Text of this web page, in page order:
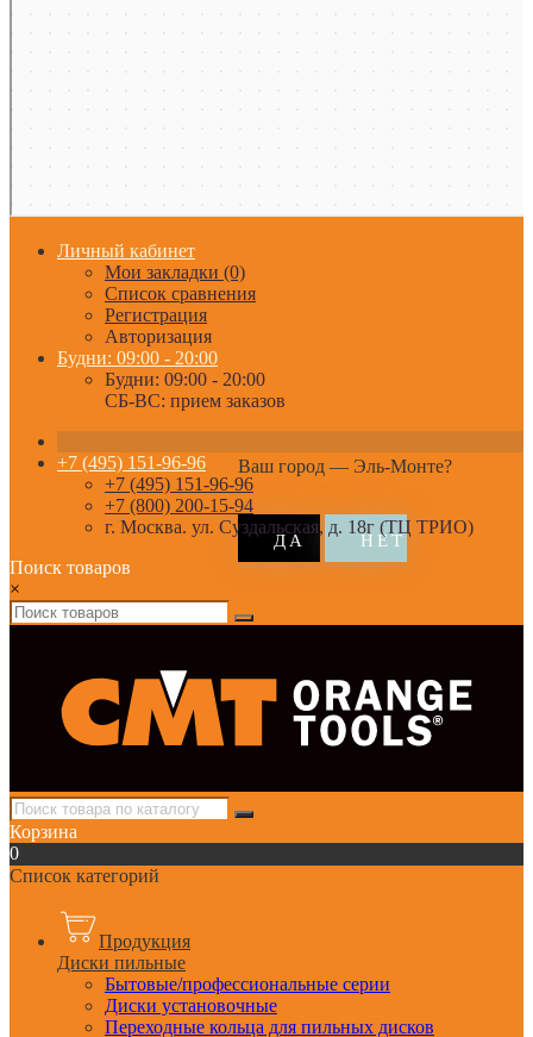
Личный кабинет
Мои закладки (0)
Список сравнения
Регистрация
Авторизация
Будни: 09:00 - 20:00
Будни: 09:00 - 20:00
СБ-ВС: прием заказов
Ваш город — Эль-Монте?
+7 (495) 151-96-96
+7 (495) 151-96-96
+7 (800) 200-15-94
г. Москва. ул. Суздальская, д. 18г (ТЦ ТРИО)
Поиск товаров
×
Корзина
0
Список категорий
Продукция
Диски пильные
Бытовые/профессиональные серии
Диски установочные
Переходные кольца для пильных дисков